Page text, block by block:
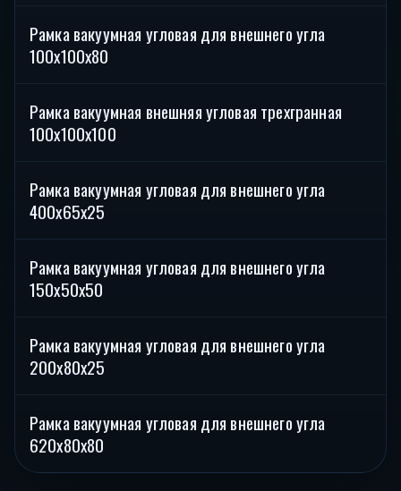
Рамка вакуумная угловая для внешнего угла
100х100х80
Рамка вакуумная внешняя угловая трехгранная
100х100х100
Рамка вакуумная угловая для внешнего угла
400х65х25
Рамка вакуумная угловая для внешнего угла
150х50х50
Рамка вакуумная угловая для внешнего угла
200х80х25
Рамка вакуумная угловая для внешнего угла
620х80х80